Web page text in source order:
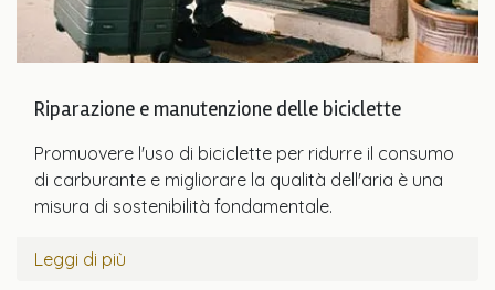
Riparazione e manutenzione delle biciclette
Promuovere l'uso di biciclette per ridurre il consumo
di carburante e migliorare la qualità dell'aria è una
misura di sostenibilità fondamentale.
Leggi di più